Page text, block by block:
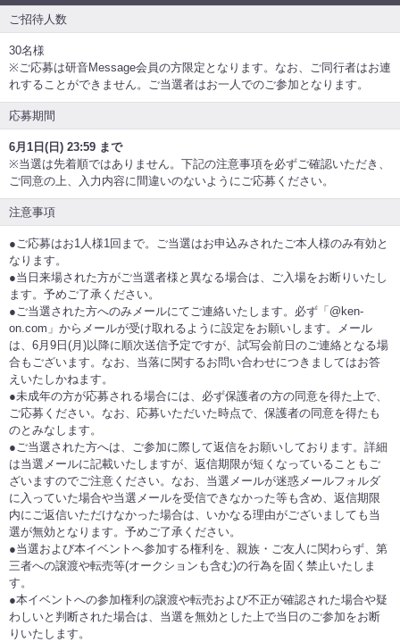
ご招待人数
30名様
※ご応募は研音Message会員の方限定となります。なお、ご同行者はお連
れすることができません。ご当選者はお一人でのご参加となります。
応募期間
6月1日(日) 23:59 まで
※当選は先着順ではありません。下記の注意事項を必ずご確認いただき、
ご同意の上、入力内容に間違いのないようにご応募ください。
注意事項
●ご応募はお1人様1回まで。ご当選はお申込みされたご本人様のみ有効と
なります。
●当日来場された方がご当選者様と異なる場合は、ご入場をお断りいたし
ます。予めご了承ください。
●ご当選された方へのみメールにてご連絡いたします。必ず「@ken-
on.com」からメールが受け取れるように設定をお願いします。メール
は、6月9日(月)以降に順次送信予定ですが、試写会前日のご連絡となる場
合もございます。なお、当落に関するお問い合わせにつきましてはお答
えいたしかねます。
●未成年の方が応募される場合には、必ず保護者の方の同意を得た上で、
ご応募ください。なお、応募いただいた時点で、保護者の同意を得たも
のとみなします。
●ご当選された方へは、ご参加に際して返信をお願いしております。詳細
は当選メールに記載いたしますが、返信期限が短くなっていることもご
ざいますのでご注意ください。なお、当選メールが迷惑メールフォルダ
に入っていた場合や当選メールを受信できなかった等も含め、返信期限
内にご返信いただけなかった場合は、いかなる理由がございましても当
選が無効となります。予めご了承ください。
●当選および本イベントへ参加する権利を、親族・ご友人に関わらず、第
三者への譲渡や転売等(オークションも含む)の行為を固く禁止いたしま
す。
●本イベントへの参加権利の譲渡や転売および不正が確認された場合や疑
わしいと判断された場合は、当選を無効とした上で当日のご参加をお断
りいたします。